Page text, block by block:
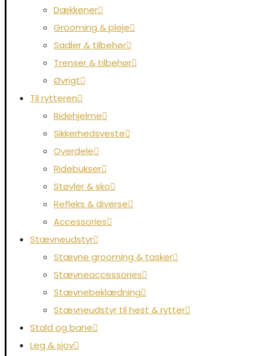
Dækkener
Grooming & pleje
Sadler & tilbehør
Trenser & tilbehør
Øvrigt
Til rytteren
Ridehjelme
Sikkerhedsveste
Overdele
Ridebukser
Støvler & sko
Refleks & diverse
Accessories
Stævneudstyr
Stævne grooming & tasker
Stævneaccessories
Stævnebeklædning
Stævneudstyr til hest & rytter
Stald og bane
Leg & sjov